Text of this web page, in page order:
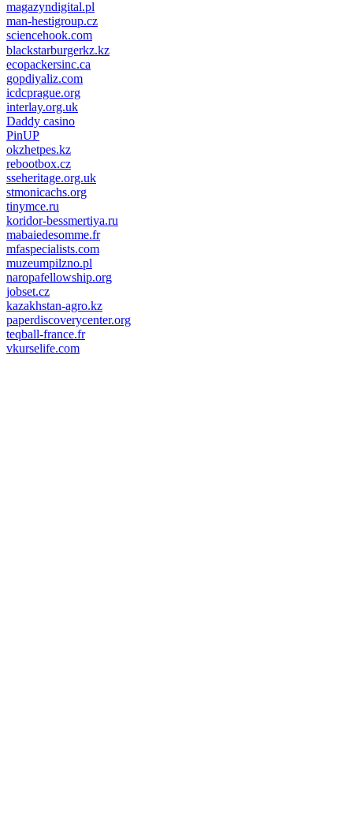
magazyndigital.pl
man-hestigroup.cz
sciencehook.com
олимп казино
blackstarburgerkz.kz
ecopackersinc.ca
gopdiyaliz.com
icdcprague.org
interlay.org.uk
Daddy casino
PinUP
okzhetpes.kz
rebootbox.cz
sseheritage.org.uk
stmonicachs.org
tinymce.ru
koridor-bessmertiya.ru
mabaiedesomme.fr
mfaspecialists.com
muzeumpilzno.pl
naropafellowship.org
jobset.cz
kazakhstan-agro.kz
paperdiscoverycenter.org
teqball-france.fr
vkurselife.com